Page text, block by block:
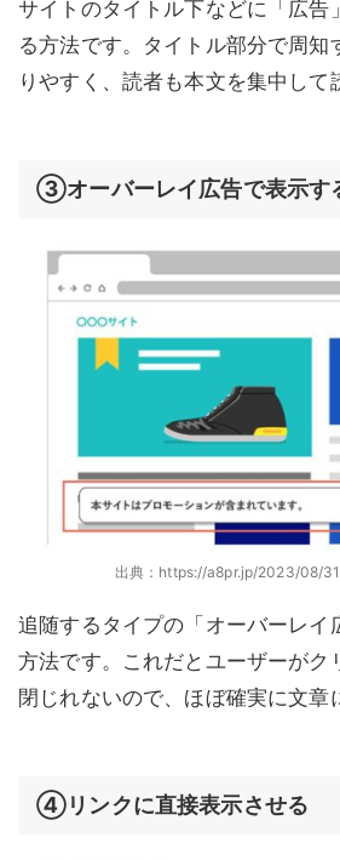
サイトのタイトル下などに「広告
る方法です。タイトル部分で周知
りやすく、読者も本文を集中して
③オーバーレイ広告で表示す
出典：https://a8pr.jp/2023/08/
追随するタイプの「オーバーレイ
方法です。これだとユーザーがク
閉じれないので、ほぼ確実に文章
④リンクに直接表示させる